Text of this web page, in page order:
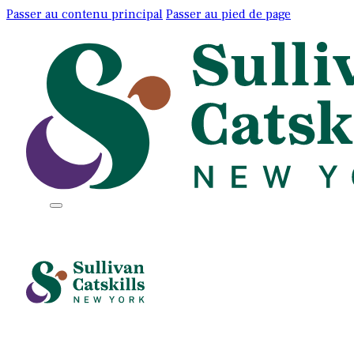
Passer au contenu principal Passer au pied de page